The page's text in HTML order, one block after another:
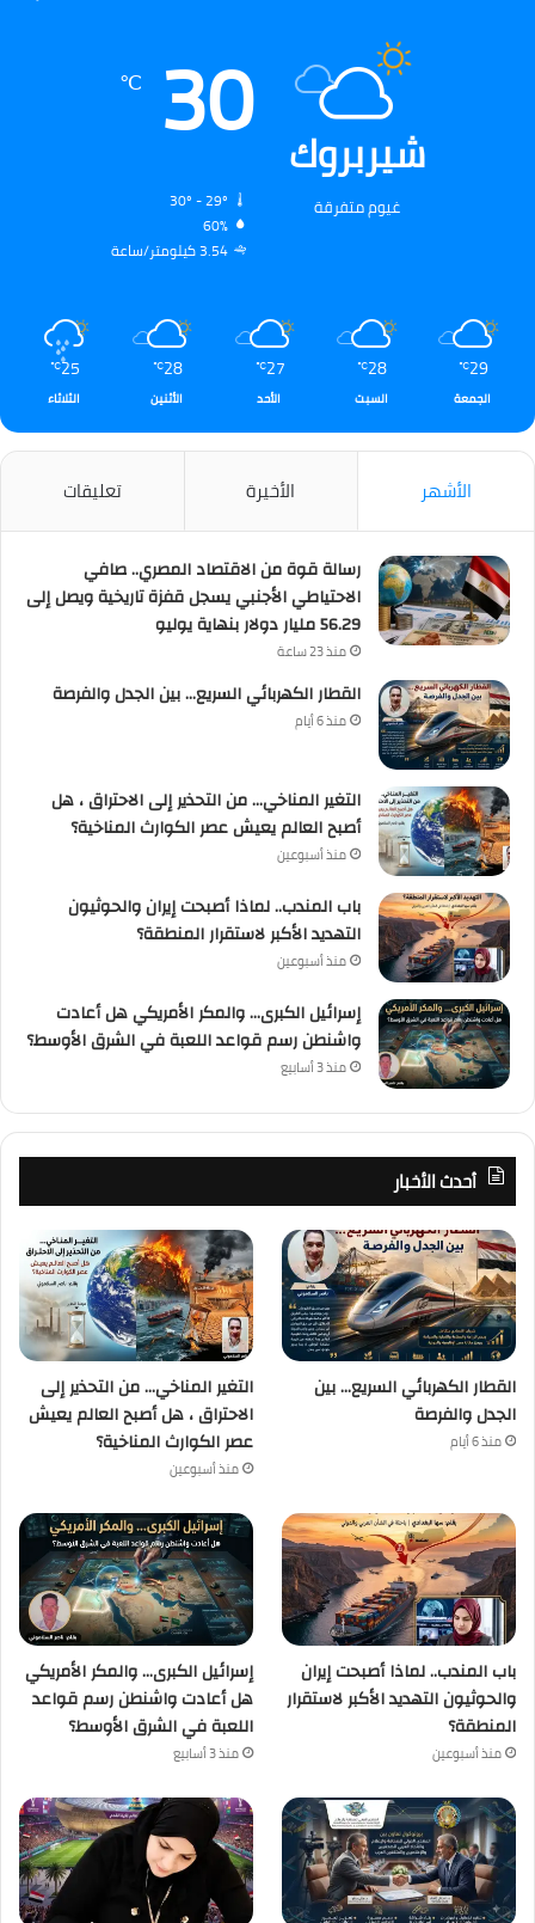
شيربروك
غيوم متفرقة
30
℃
60%
3.54 كيلومتر/ساعة
29
℃
الجمعة
28
℃
السبت
27
℃
الأحد
28
℃
الأثنين
25
℃
الثلاثاء
الأشهر الأخيرة تعليقات
رسالة قوة من الاقتصاد المصري.. صافي
الاحتياطي الأجنبي يسجل قفزة تاريخية ويصل إلى
56.29 مليار دولار بنهاية يوليو
منذ 23 ساعة
القطار الكهربائي السريع… بين الجدل والفرصة
منذ 6 أيام
التغير المناخي… من التحذير إلى الاحتراق ، هل
أصبح العالم يعيش عصر الكوارث المناخية؟
منذ أسبوعين
باب المندب.. لماذا أصبحت إيران والحوثيون
التهديد الأكبر لاستقرار المنطقة؟
منذ أسبوعين
إسرائيل الكبرى… والمكر الأمريكي هل أعادت
واشنطن رسم قواعد اللعبة في الشرق الأوسط؟
منذ 3 أسابيع
أحدث الأخبار
القطار الكهربائي السريع… بين
الجدل والفرصة
منذ 6 أيام
التغير المناخي… من التحذير إلى
الاحتراق ، هل أصبح العالم يعيش
عصر الكوارث المناخية؟
منذ أسبوعين
باب المندب.. لماذا أصبحت إيران
والحوثيون التهديد الأكبر لاستقرار
المنطقة؟
منذ أسبوعين
إسرائيل الكبرى… والمكر الأمريكي
هل أعادت واشنطن رسم قواعد
اللعبة في الشرق الأوسط؟
منذ 3 أسابيع